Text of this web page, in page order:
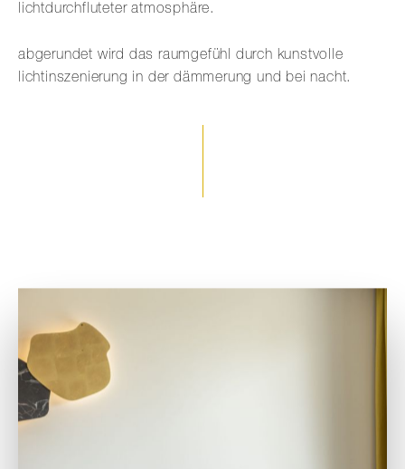
lichtdurchfluteter atmosphäre.
abgerundet wird das raumgefühl durch kunstvolle
lichtinszenierung in der dämmerung und bei nacht.